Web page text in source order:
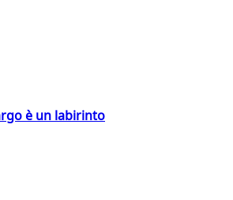
è un labirinto